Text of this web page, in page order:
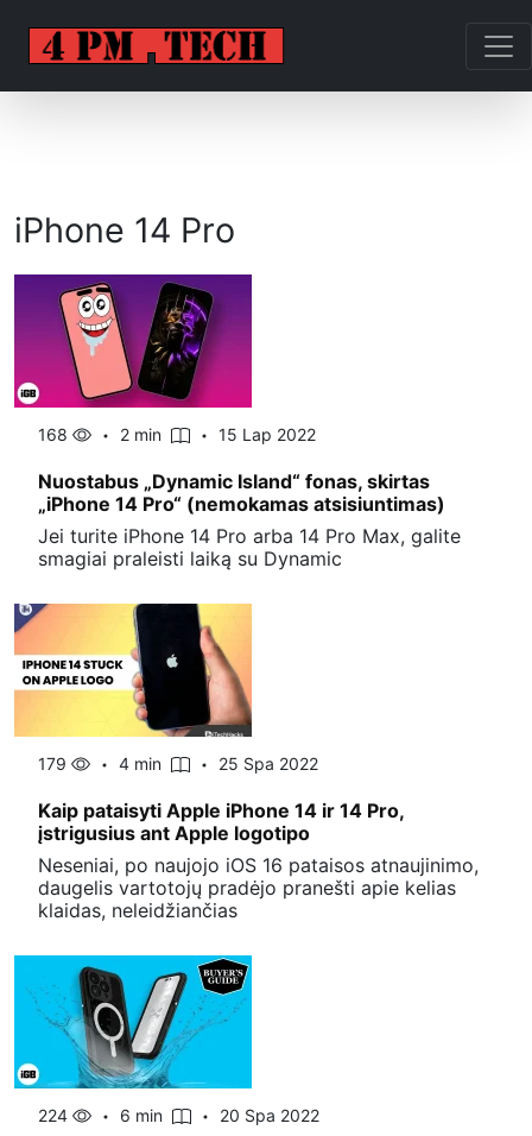
iPhone 14 Pro
168 2 min 15 Lap 2022
Nuostabus „Dynamic Island“ fonas, skirtas
„iPhone 14 Pro“ (nemokamas atsisiuntimas)
Jei turite iPhone 14 Pro arba 14 Pro Max, galite
smagiai praleisti laiką su Dynamic
179 4 min 25 Spa 2022
Kaip pataisyti Apple iPhone 14 ir 14 Pro,
įstrigusius ant Apple logotipo
Neseniai, po naujojo iOS 16 pataisos atnaujinimo,
daugelis vartotojų pradėjo pranešti apie kelias
klaidas, neleidžiančias
224 6 min 20 Spa 2022